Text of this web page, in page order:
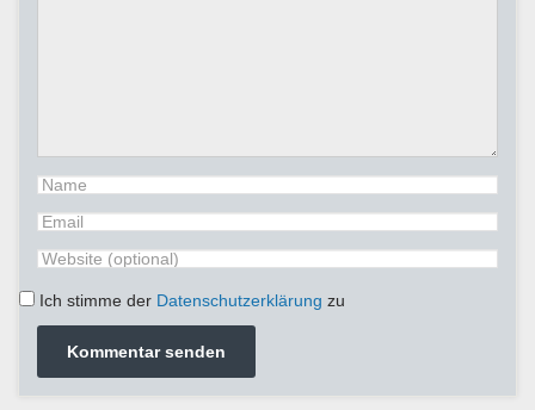
Ich stimme der Datenschutzerklärung zu